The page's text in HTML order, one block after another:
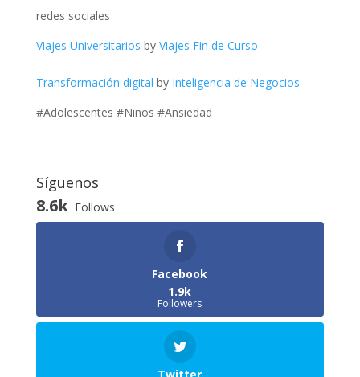
redes sociales
Viajes Universitarios by Viajes Fin de Curso
Transformación digital by Inteligencia de Negocios
#Adolescentes #Niños #Ansiedad
Síguenos
8.6k Follows
Facebook
1.9k
Followers